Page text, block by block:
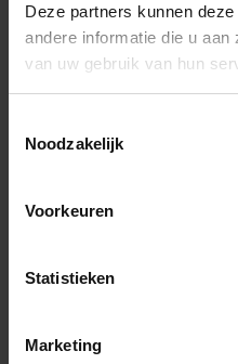
Deze partners kunnen
andere informatie die u
van uw gebruik van hun
Noodzakelijk
Voorkeuren
Statistieken
Marketing